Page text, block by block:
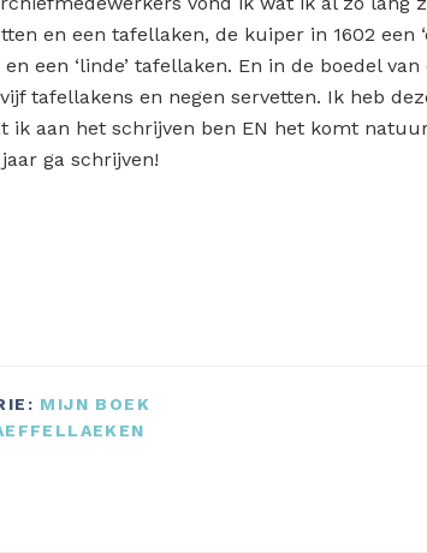
en een tafellaken, de kuiper in 1602 een
een ‘linde’ tafellaken. En in de boedel
tafellakens en negen servetten. Ik heb
ik aan het schrijven ben EN het komt
ga schrijven!
MIJN BOEK